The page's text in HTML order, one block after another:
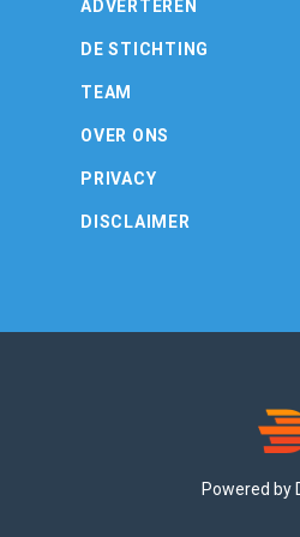
ADVERTEREN
DE STICHTING
TEAM
OVER ONS
PRIVACY
DISCLAIMER
Powered by